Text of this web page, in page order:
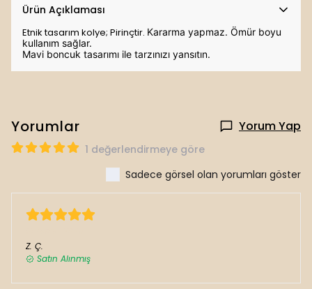
Ürün Açıklaması
Etnik tasarım kolye; Pirinçtir. Kararma yapmaz. Ömür boyu
kullanım sağlar.
Mavi boncuk tasarımı ile tarzınızı yansıtın.
Yorumlar Yorum Yap
1 değerlendirmeye göre
Sadece görsel olan yorumları göster
Z. Ç.
Satın Alınmış